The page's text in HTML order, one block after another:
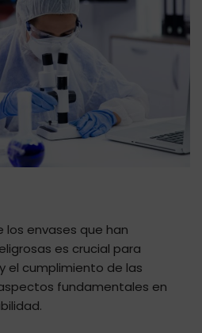
envases que han
es crucial para
el cumplimiento de las
fundamentales en